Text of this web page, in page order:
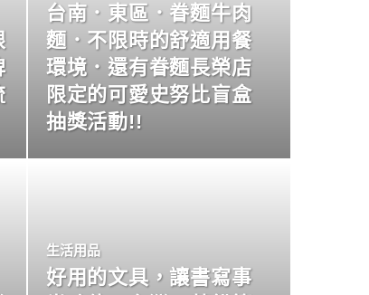
台南．東區．眷麵牛肉
麵．不限時的舒適用餐
環境．還有眷麵長榮店
限定的可愛史努比盲盒
抽獎活動!!
生活用品
好用的文具，讓書寫事